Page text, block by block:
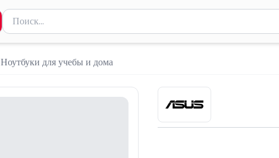
Поиск товаров
Введите минимум 2 символа для поиска. Нажмите Enter для
Ноутбуки для учебы и дома